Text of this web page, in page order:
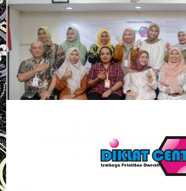
Skip
to
content